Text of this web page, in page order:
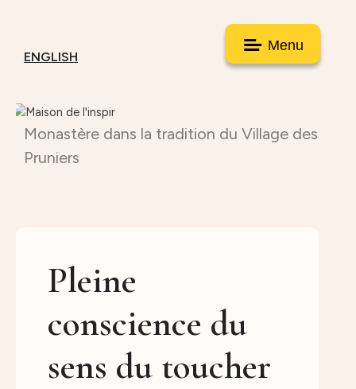
Menu
ENGLISH
Monastère dans la tradition du Village des
Pruniers
Pleine
conscience du
sens du toucher